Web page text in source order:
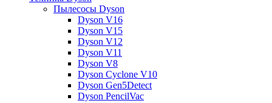
Пылесосы Dyson
Dyson V16
Dyson V15
Dyson V12
Dyson V11
Dyson V8
Dyson Cyclone V10
Dyson Gen5Detect
Dyson PencilVac